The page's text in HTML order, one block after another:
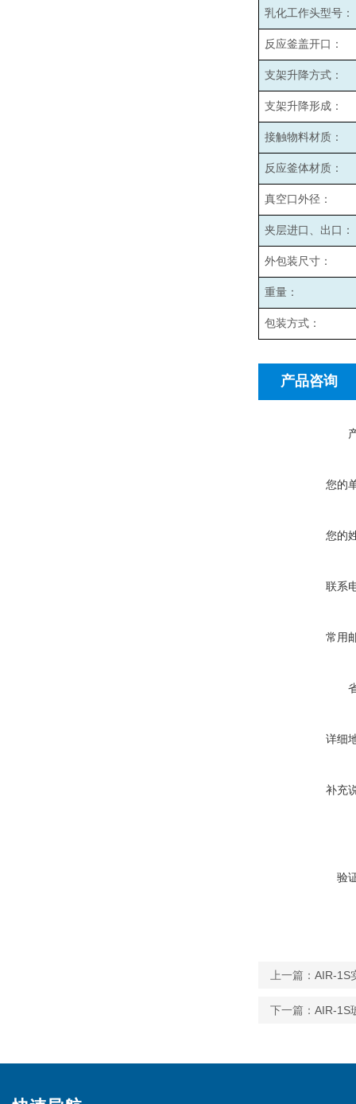
乳化工作头型号：
反应釜盖开口：
支架升降方式：
支架升降形成：
接触物料材质：
反应釜体材质：
真空口外径：
夹层进口、出口：
外包装尺寸：
重量：
包装方式：
产品咨询
您的
您的
联系
常用
详细
补充
验
上一篇： AIR-1S
下一篇： AIR-1S